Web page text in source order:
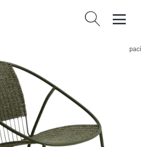
Vyhledávání
Kave Home Zelené zahradní houpací